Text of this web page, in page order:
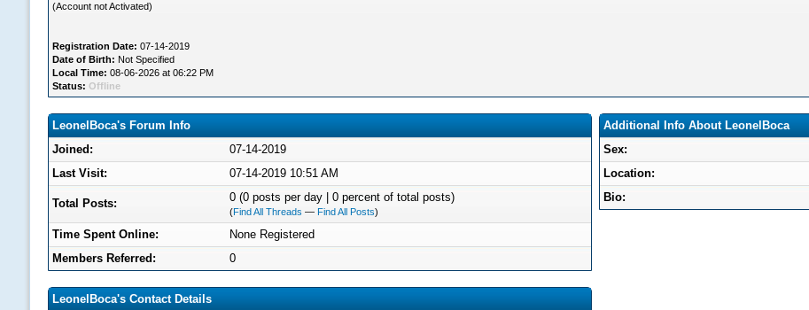
(Account not Activated)
Registration Date: 07-14-2019
Date of Birth: Not Specified
Local Time: 08-06-2026 at 06:22 PM
Status: Offline
LeonelBoca's Forum Info
Joined:
07-14-2019
Last Visit:
07-14-2019 10:51 AM
Total Posts: 0 (0 posts per day | 0 percent of total posts)
(Find All Threads — Find All Posts)
Time Spent Online:
None Registered
Members Referred:
0
LeonelBoca's Contact Details
Additional Info About LeonelBoca
Sex:
Location:
Bio: